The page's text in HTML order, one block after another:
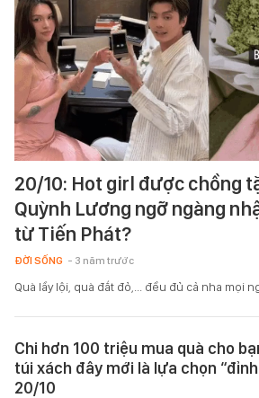
20/10: Hot girl được chồng
Quỳnh Lương ngỡ ngàng
từ Tiến Phát?
ĐỜI SỐNG - 3 năm trước
Quà lầy lội, quà đắt đỏ,... đều đủ cả nha mọi
Chi hơn 100 triệu mua quà cho
túi xách đây mới là lựa chọn
20/10